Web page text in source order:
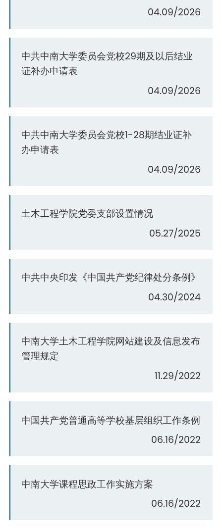
04.09/2026
中共中南大学委员会党校29期及以后结业
证补办申请表
04.09/2026
中共中南大学委员会党校1-28期结业证补
办申请表
04.09/2026
土木工程学院党委支部设置情况
05.27/2025
中共中央印发《中国共产党纪律处分条例》
04.30/2024
中南大学土木工程学院网站建设及信息发布
管理规定
11.29/2022
中国共产党普通高等学校基层组织工作条例
06.16/2022
中南大学课程思政工作实施方案
06.16/2022